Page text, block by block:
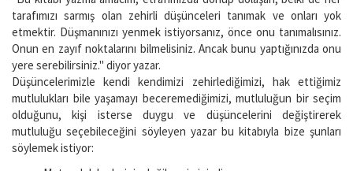
tarafımızı sarmış olan zehirli düşünceleri tanımak ve onları yok
etmektir. Düşmanınızı yenmek istiyorsanız, önce onu tanımalısınız.
Onun en zayıf noktalarını bilmelisiniz. Ancak bunu yaptığınızda onu
yere serebilirsiniz." diyor yazar.
Düşüncelerimizle kendi kendimizi zehirlediğimizi, hak ettiğimiz
mutlulukları bile yaşamayı beceremediğimizi, mutluluğun bir seçim
olduğunu, kişi isterse duygu ve düşüncelerini değiştirerek
mutluluğu seçebileceğini söyleyen yazar bu kitabıyla bize şunları
söylemek istiyor: